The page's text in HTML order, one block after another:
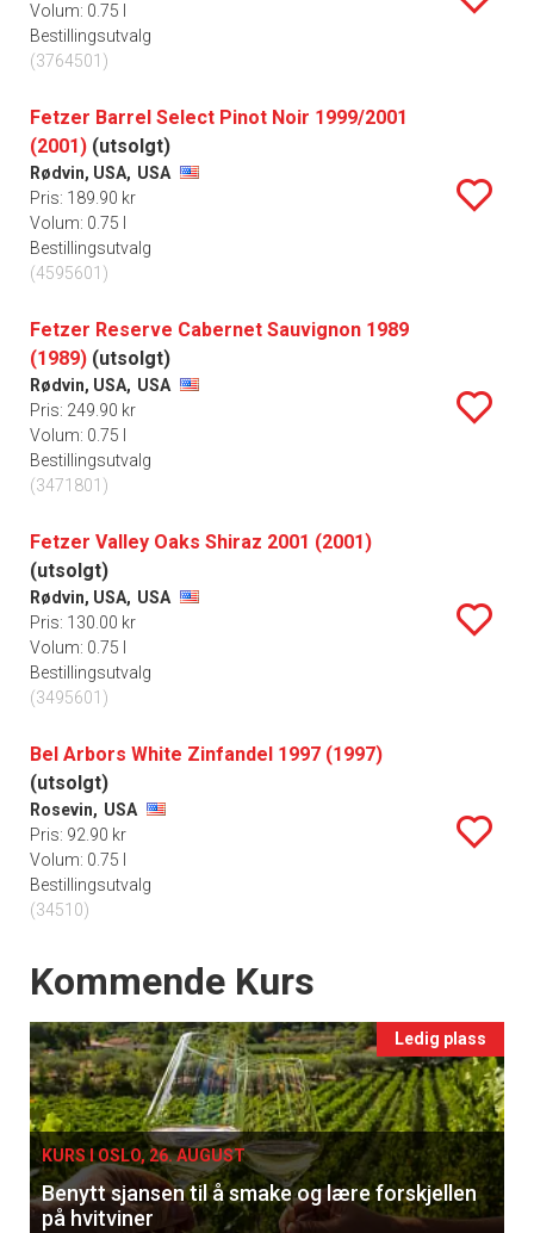
Volum: 0.75 l
Bestillingsutvalg
(3764501)
Fetzer Barrel Select Pinot Noir 1999/2001
(2001) (utsolgt)
Rødvin, USA, USA
Pris: 189.90 kr
Volum: 0.75 l
Bestillingsutvalg
(4595601)
Fetzer Reserve Cabernet Sauvignon 1989
(1989) (utsolgt)
Rødvin, USA, USA
Pris: 249.90 kr
Volum: 0.75 l
Bestillingsutvalg
(3471801)
Fetzer Valley Oaks Shiraz 2001 (2001)
(utsolgt)
Rødvin, USA, USA
Pris: 130.00 kr
Volum: 0.75 l
Bestillingsutvalg
(3495601)
Bel Arbors White Zinfandel 1997 (1997)
(utsolgt)
Rosevin, USA
Pris: 92.90 kr
Volum: 0.75 l
Bestillingsutvalg
(34510)
Events
Kommende Kurs
Ledig plass
KURS I OSLO, 26. AUGUST
Benytt sjansen til å smake og lære forskjellen
på hvitviner